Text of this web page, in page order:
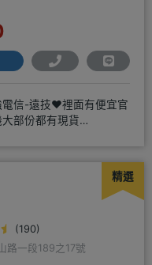
信-遠技❤️裡面有便宜官
部份都有現貨
精選
(190)
路一段189之17號